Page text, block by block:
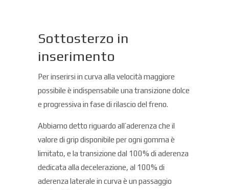
Sottosterzo in
inserimento
Per inserirsi in curva alla velocità maggiore
possibile è indispensabile una transizione dolce
e progressiva in fase di rilascio del freno.
Abbiamo detto riguardo all’aderenza che il
valore di grip disponibile per ogni gomma è
limitato, e la transizione dal 100% di aderenza
dedicata alla decelerazione, al 100% di
aderenza laterale in curva è un passaggio